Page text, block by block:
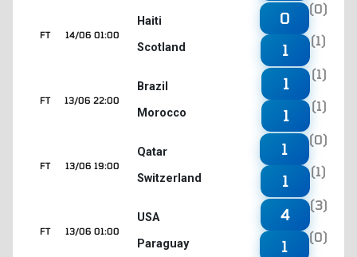
14/06 01:00
FT
Haiti
Scotland
0
(0)
1
(1)
13/06 22:00
FT
Brazil
Morocco
1
(1)
1
(1)
13/06 19:00
FT
Qatar
Switzerland
1
(0)
1
(1)
13/06 01:00
FT
USA
Paraguay
4
(3)
1
(0)